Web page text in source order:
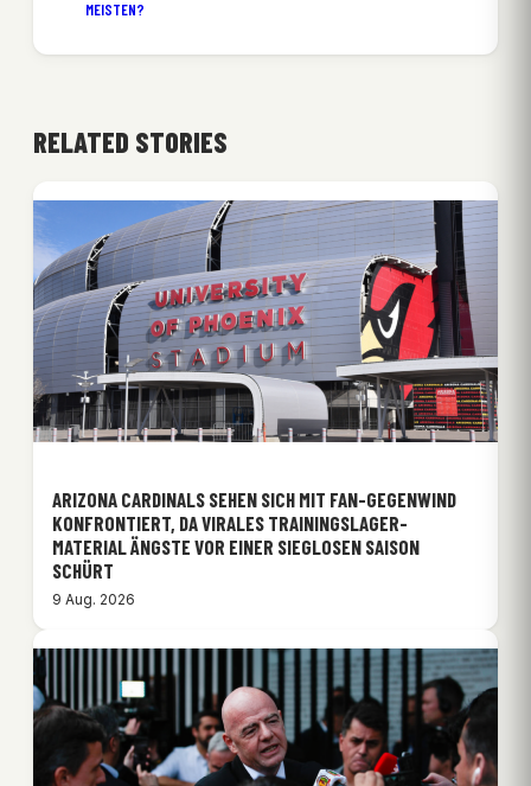
EISTEN?
RELATED STORIES
ARIZONA CARDINALS SEHEN SICH MIT FAN-GEGENWIND
KONFRONTIERT, DA VIRALES TRAININGSLAGER-
MATERIAL ÄNGSTE VOR EINER SIEGLOSEN SAISON
SCHÜRT
9 Aug. 2026